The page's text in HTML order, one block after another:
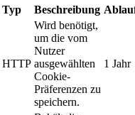
Typ Beschreibung
HTTP
Wird benötigt,
um die vom
Nutzer
ausgewählten
Cookie-
Präferenzen zu
speichern.
1 Jahr